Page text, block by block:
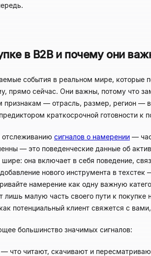
в B2B и почему они
события в реальном мире, которые
прямо сейчас. Они важны, потому что
— отрасль, размер, регион —
краткосрочной готовности к
отслеживанию сигналов о намерении —
— это поведенческие данные об
она включает в себя поведение,
нового инструмента в
намерение как одну важную
лишь малую часть своего пути к
потенциальный клиент свяжется с
большинство значимых сигналов:
что читают, скачивают и